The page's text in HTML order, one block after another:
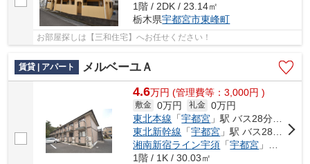
1階 / 2DK / 23.14㎡
栃木県宇都宮市東峰町
お部屋探しは【三和住宅】へお任せください！
賃貸 | アパート メルベーユＡ
4.6万円 (管理費等：3,000円 )
敷金 0万円 礼金 0万円
東北本線 「宇都宮 」駅 バス28分 「ミツトヨ前」 停歩8分
東北新幹線 「宇都宮 」駅 バス28分 「ミツトヨ前」 停歩11分
湘南新宿ライン宇須 「宇都宮 」駅 バス28分 「ミツトヨ前」 停歩11分
1階 / 1K / 30.03㎡